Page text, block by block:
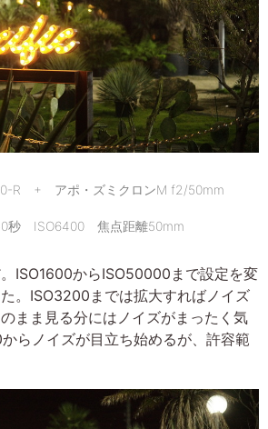
R + アポ・ズミクロンM f2/50mm
秒 ISO6400 焦点距離50mm
ISO1600からISO50000まで設定を変
。ISO3200までは拡大すればノイズ
まま見る分にはノイズがまったく気
らノイズが目立ち始めるが、許容範